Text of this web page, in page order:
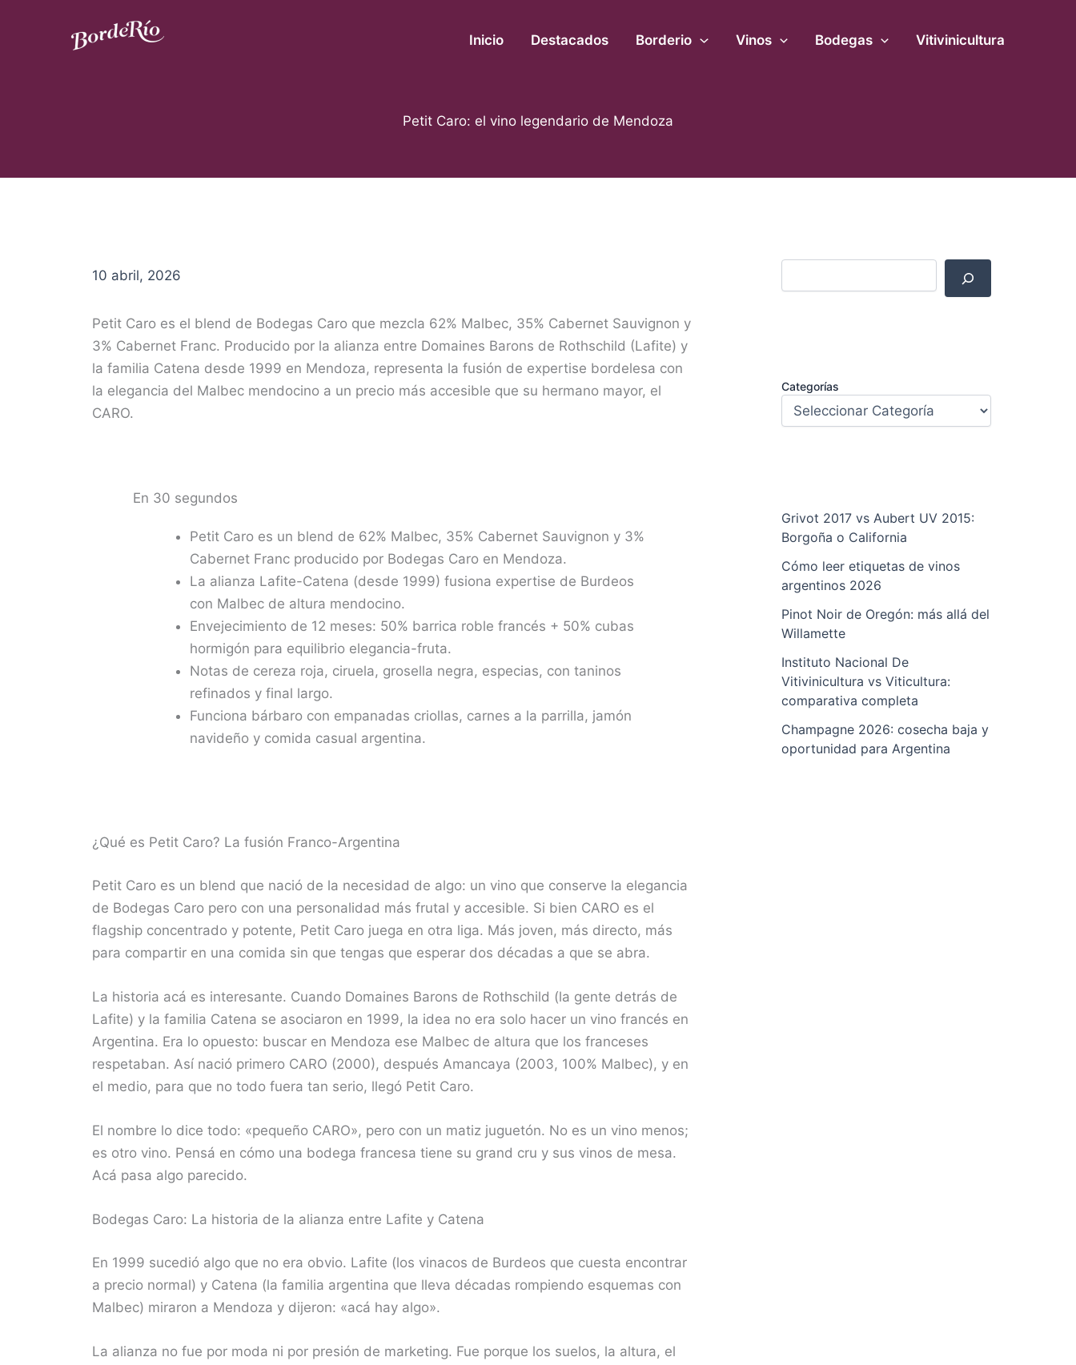
Inicio Destacados Borderio Vinos Bodegas Vitivinicultura
Petit Caro: el vino legendario de Mendoza
10 abril, 2026
Petit Caro es el blend de Bodegas Caro que mezcla 62% Malbec, 35% Cabernet Sauvignon y
3% Cabernet Franc. Producido por la alianza entre Domaines Barons de Rothschild (Lafite) y
la familia Catena desde 1999 en Mendoza, representa la fusión de expertise bordelesa con
la elegancia del Malbec mendocino a un precio más accesible que su hermano mayor, el
CARO.
En 30 segundos
Petit Caro es un blend de 62% Malbec, 35% Cabernet Sauvignon y 3%
Cabernet Franc producido por Bodegas Caro en Mendoza.
La alianza Lafite-Catena (desde 1999) fusiona expertise de Burdeos
con Malbec de altura mendocino.
Envejecimiento de 12 meses: 50% barrica roble francés + 50% cubas
hormigón para equilibrio elegancia-fruta.
Notas de cereza roja, ciruela, grosella negra, especias, con taninos
refinados y final largo.
Funciona bárbaro con empanadas criollas, carnes a la parrilla, jamón
navideño y comida casual argentina.
¿Qué es Petit Caro? La fusión Franco-Argentina
Petit Caro es un blend que nació de la necesidad de algo: un vino que conserve la elegancia
de Bodegas Caro pero con una personalidad más frutal y accesible. Si bien CARO es el
flagship concentrado y potente, Petit Caro juega en otra liga. Más joven, más directo, más
para compartir en una comida sin que tengas que esperar dos décadas a que se abra.
La historia acá es interesante. Cuando Domaines Barons de Rothschild (la gente detrás de
Lafite) y la familia Catena se asociaron en 1999, la idea no era solo hacer un vino francés en
Argentina. Era lo opuesto: buscar en Mendoza ese Malbec de altura que los franceses
respetaban. Así nació primero CARO (2000), después Amancaya (2003, 100% Malbec), y en
el medio, para que no todo fuera tan serio, llegó Petit Caro.
El nombre lo dice todo: «pequeño CARO», pero con un matiz juguetón. No es un vino menos;
es otro vino. Pensá en cómo una bodega francesa tiene su grand cru y sus vinos de mesa.
Acá pasa algo parecido.
Bodegas Caro: La historia de la alianza entre Lafite y Catena
En 1999 sucedió algo que no era obvio. Lafite (los vinacos de Burdeos que cuesta encontrar
a precio normal) y Catena (la familia argentina que lleva décadas rompiendo esquemas con
Malbec) miraron a Mendoza y dijeron: «acá hay algo».
La alianza no fue por moda ni por presión de marketing. Fue porque los suelos, la altura, el
s
Categorías
Grivot 2017 vs Aubert UV 2015:
Borgoña o California
Cómo leer etiquetas de vinos
argentinos 2026
Pinot Noir de Oregón: más allá del
Willamette
Instituto Nacional De
Vitivinicultura vs Viticultura:
comparativa completa
Champagne 2026: cosecha baja y
oportunidad para Argentina